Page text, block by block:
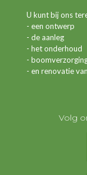
U kunt bij ons
- een ontwerp
- de aanleg
- het onderhoud
-
- en renovatie
Volg